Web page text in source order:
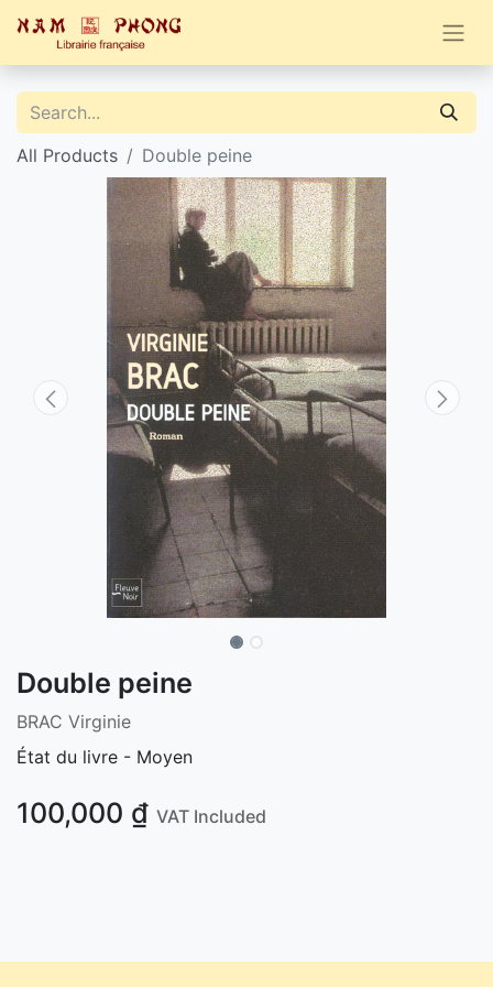
All Products Double peine
Double peine
BRAC Virginie
État du livre - Moyen
100,000 ₫ VAT Included